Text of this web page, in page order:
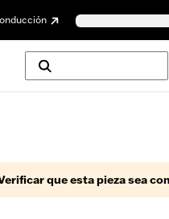
que esta pieza sea